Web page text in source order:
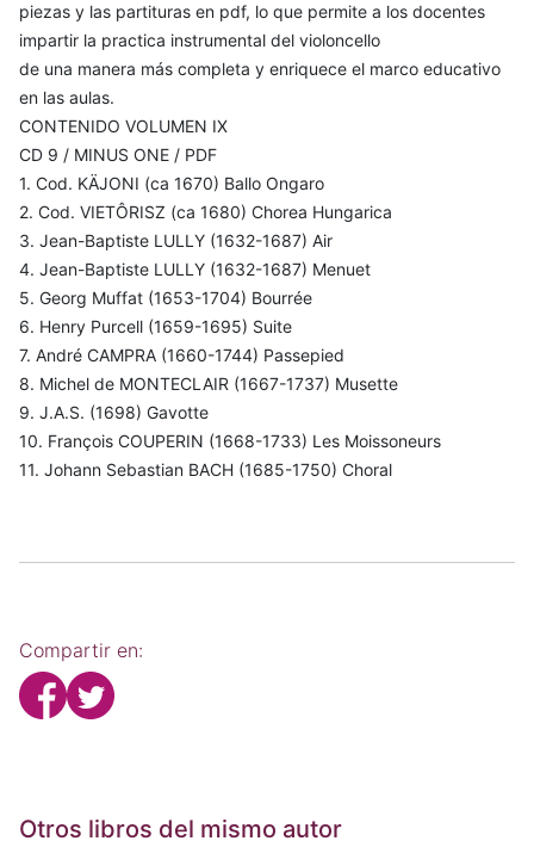
piezas y las partituras en pdf, lo que permite a los docentes
impartir la practica instrumental del violoncello
de una manera más completa y enriquece el marco educativo
en las aulas.
CONTENIDO VOLUMEN IX
CD 9 / MINUS ONE / PDF
1. Cod. KÄJONI (ca 1670) Ballo Ongaro
2. Cod. VIETÔRISZ (ca 1680) Chorea Hungarica
3. Jean-Baptiste LULLY (1632-1687) Air
4. Jean-Baptiste LULLY (1632-1687) Menuet
5. Georg Muffat (1653-1704) Bourrée
6. Henry Purcell (1659-1695) Suite
7. André CAMPRA (1660-1744) Passepied
8. Michel de MONTECLAIR (1667-1737) Musette
9. J.A.S. (1698) Gavotte
10. François COUPERIN (1668-1733) Les Moissoneurs
11. Johann Sebastian BACH (1685-1750) Choral
Compartir en:
Otros libros del mismo autor